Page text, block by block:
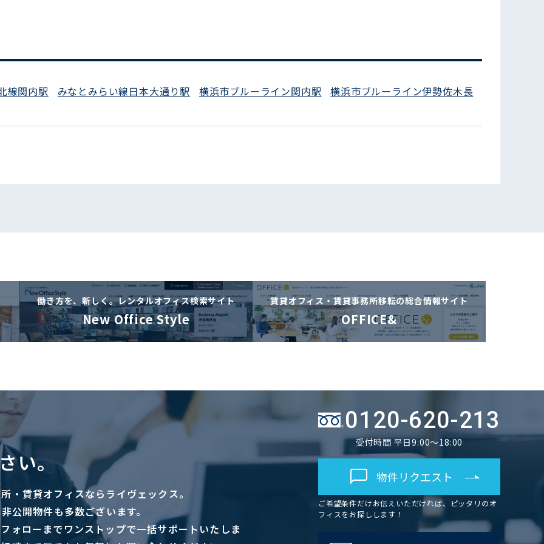
線関内駅 みなとみらい線日本大通り駅 横浜市ブルーライン関内駅 横浜市ブルーライン伊勢佐木長
働き方を、新しく。レンタルオフィス検索サイト
New Office Style
賃貸オフィス・賃貸事務所移転の総合情報サイト
OFFICE&
い。
・賃貸オフィスならライヴェックス。
公開物件も多数ございます。
ォローまでワンストップで一括サポートいたしま
0120-620-213
受付時間 平日9:00～18:00
物件リクエスト
ご希望条件だけお伝えいただければ、ピッタリのオ
フィスをお探しします！